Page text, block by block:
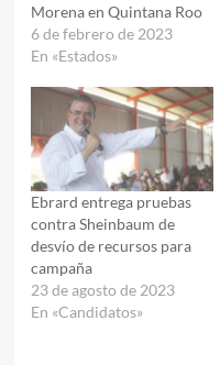
Morena en Quintana Roo
6 de febrero de 2023
En «Estados»
Ebrard entrega pruebas
contra Sheinbaum de
desvío de recursos para
campaña
23 de agosto de 2023
En «Candidatos»